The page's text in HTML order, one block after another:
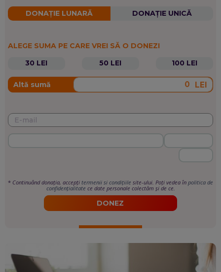
DONAȚIE LUNARĂ DONAȚIE UNICĂ
ALEGE SUMA PE CARE VREI SĂ O DONEZI
30 LEI
50 LEI 100 LEI
Altă sumă LEI
* Continuând donația, accepți termenii si condițiile site-ului. Poți vedea în politica de
confidențialitate ce date personale colectăm și de ce.
DONEZ